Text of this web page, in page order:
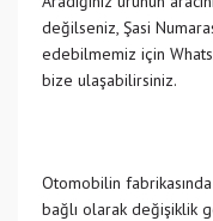
değilseniz, Şasi
edebilmemiz için
bize ulaşabilirsiniz.
Otomobilin
bağlı olarak değişiklik